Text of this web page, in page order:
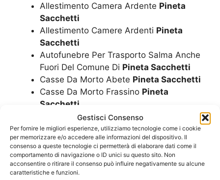
Gestisci Consenso
Per fornire le migliori esperienze, utilizziamo tecnologie come i cookie
per memorizzare e/o accedere alle informazioni del dispositivo. Il
consenso a queste tecnologie ci permetterà di elaborare dati come il
comportamento di navigazione o ID unici su questo sito. Non
acconsentire o ritirare il consenso può influire negativamente su alcune
caratteristiche e funzioni.
Allestimento Camera Ardente Pineta
Sacchetti
Allestimento Camere Ardenti Pineta
Sacchetti
Autofunebre Per Trasporto Salma Anche
Fuori Del Comune Di Pineta Sacchetti
Casse Da Morto Abete Pineta Sacchetti
Casse Da Morto Frassino Pineta
Sacchetti
Casse Da Morto LaricePineta Sacchetti
Casse Da MortoPineta Sacchetti
Casse Da Morto Mogano Pineta
Sacchetti
Casse Da Morto NocePineta Sacchetti
Casse Da Morto Rovere